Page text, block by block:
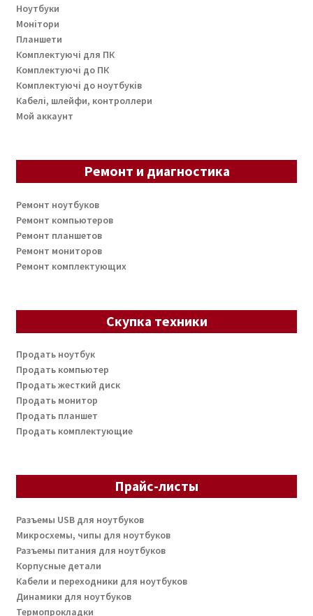
Ноутбуки
Монітори
Планшети
Комплектуючі для ПК
Комплектуючі до ПК
Комплектуючі до ноутбуків
Кабелі, шлейфи, контроллери
Мой аккаунт
Ремонт и диагностика
Ремонт ноутбуков
Ремонт компьютеров
Ремонт планшетов
Ремонт мониторов
Ремонт комплектующих
Скупка техники
Продать ноутбук
Продать компьютер
Продать жесткий диск
Продать монитор
Продать планшет
Продать комплектующие
Прайс-листы
Разъемы USB для ноутбуков
Микросхемы, чипы для ноутбуков
Разъемы питания для ноутбуков
Корпусные детали
Кабели и переходники для ноутбуков
Динамики для ноутбуков
Термопрокладки